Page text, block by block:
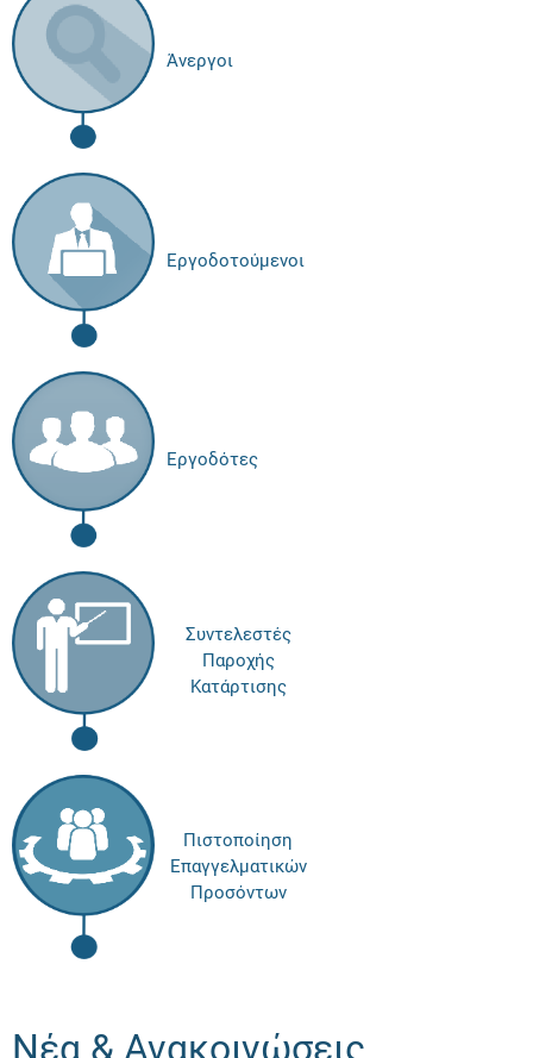
Άνεργοι
Εργοδοτούμενοι
Εργοδότες
Συντελεστές
Παροχής
Κατάρτισης
Πιστοποίηση
Επαγγελματικών
Προσόντων
Νέα & Ανακοινώσεις